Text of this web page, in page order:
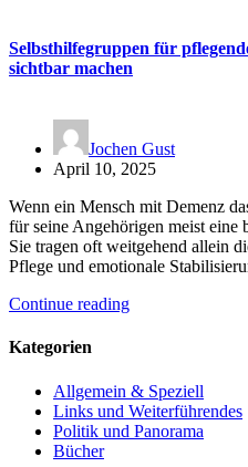
Selbsthilfegruppen für
sichtbar machen
Jochen Gust
April 10, 2025
Wenn ein Mensch mit Demenz
für seine Angehörigen meist eine
Sie tragen oft weitgehend allein
Pflege und emotionale
Continue reading
Kategorien
Allgemein & Speziell
Links und Weiterführendes
Politik und Panorama
Bücher